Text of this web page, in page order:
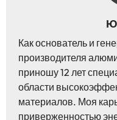
Как основатель и
производителя
приношу 12 лет
области
материалов. Моя
приверженностью